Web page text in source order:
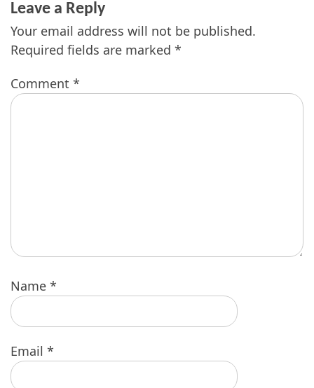
Leave a Reply
Your email address will not be published.
Required fields are marked *
Comment *
Name *
Email *